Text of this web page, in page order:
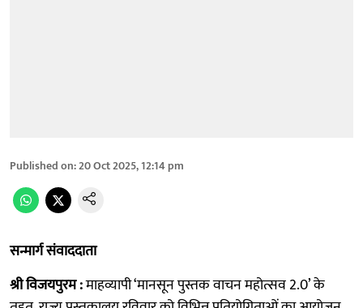
Published on:20 Oct 2025, 12:14 pm
सन्मार्ग संवाददाता
श्री विजयपुरम :माहव्यापी ‘मानसून पुस्तक वाचन महोत्सव 2.0’ के